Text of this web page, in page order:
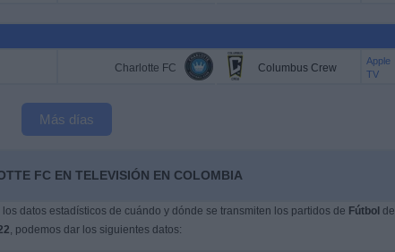
Charlotte FC Columbus Crew
Apple
TV
Más días
FC EN TELEVISIÓN EN COLOMBIA
datos estadísticos de cuándo y dónde se transmiten los partidos de Fútbol del
, podemos dar los siguientes datos: